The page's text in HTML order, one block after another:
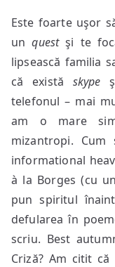
Este foarte uşor
unquestşi te
lipsească familia
că există skype
telefonul – mai
am o mare
mizantropi.
informational
à la Borges (cu
pun spiritul
defularea în
scriu. Best
Criză? Am citit